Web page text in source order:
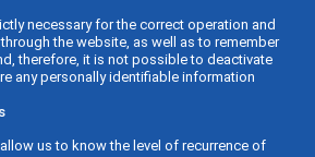
necessary for the correct operation and
the website, as well as to remember
therefore, it is not possible to deactivate
any personally identifiable information
us to know the level of recurrence of